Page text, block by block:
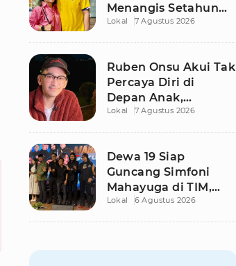
Menangis Setahun
Setelah Kepergian
Lokal 7 Agustus 2026
Ruben Onsu Akui Tak
Percaya Diri di
Depan Anak,
Singgung Polemik
Lokal 7 Agustus 2026
Dewa 19 Siap
Guncang Simfoni
Mahayuga di TIM,
Bawakan Lagu
Lokal 6 Agustus 2026